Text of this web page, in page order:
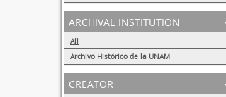
archival institution
All
Archivo Histórico de la UNAM
creator